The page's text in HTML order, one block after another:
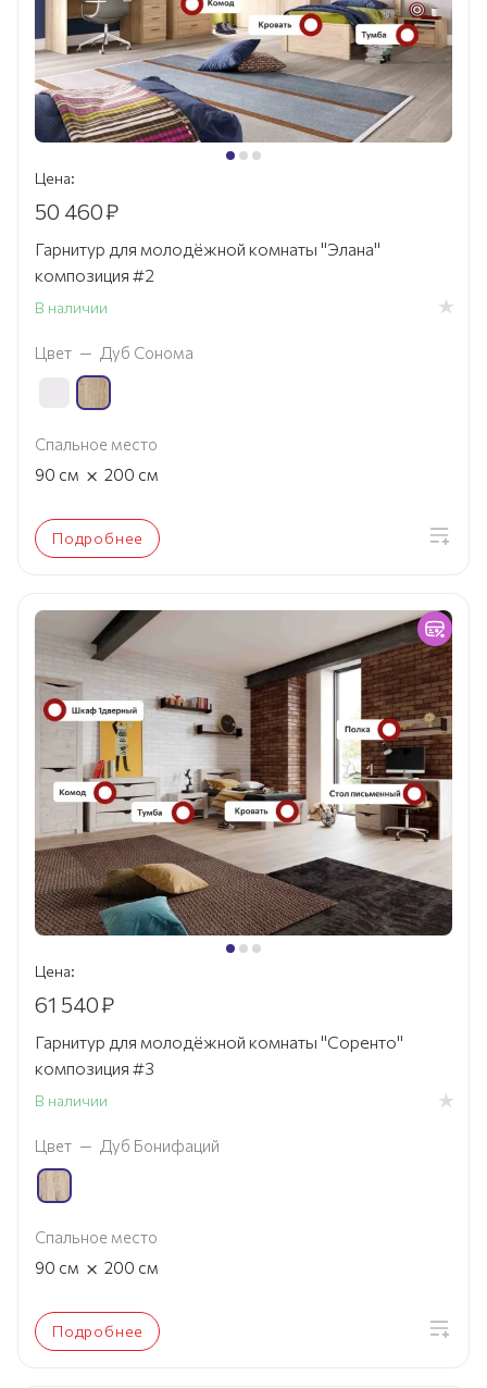
Цена:
50 460₽
Гарнитур для молодёжной комнаты "Элана"
композиция #2
В наличии
Цвет — Дуб Сонома
Спальное место
90 см × 200 см
Подробнее
Цена:
61 540₽
Гарнитур для молодёжной комнаты "Соренто"
композиция #3
В наличии
Цвет — Дуб Бонифаций
Спальное место
90 см × 200 см
Подробнее